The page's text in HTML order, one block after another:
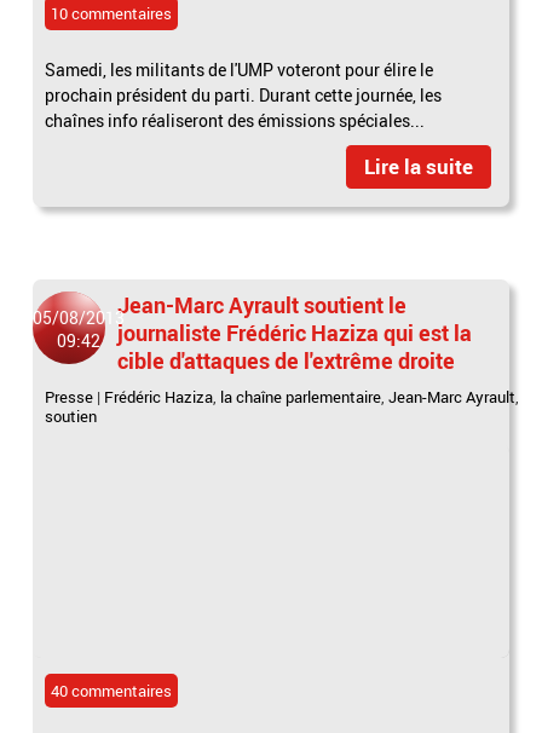
10 commentaires
Samedi, les militants de l'UMP voteront pour élire le
prochain président du parti. Durant cette journée, les
chaînes info réaliseront des émissions spéciales...
Lire la suite
05/08/2013
09:42
Jean-Marc Ayrault soutient le
journaliste Frédéric Haziza qui est la
cible d'attaques de l'extrême droite
Presse | Frédéric Haziza, la chaîne parlementaire,Jean-Marc Ayrault,
soutien
40 commentaires